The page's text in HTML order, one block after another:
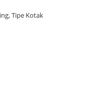
Tipe Kotak